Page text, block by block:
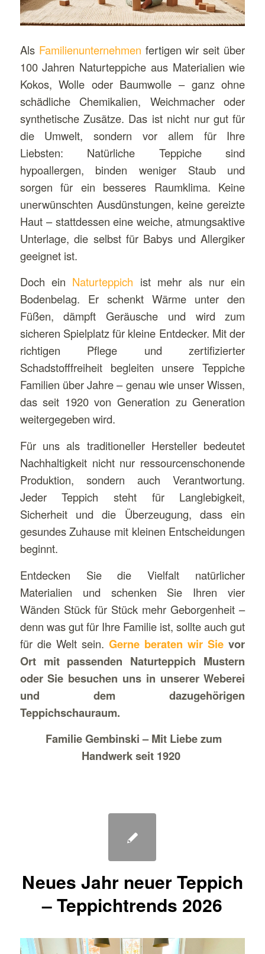
Als Familienunternehmen fertigen wir seit über
100 Jahren Naturteppiche aus Materialien wie
Kokos, Wolle oder Baumwolle – ganz ohne
schädliche Chemikalien, Weichmacher oder
synthetische Zusätze. Das ist nicht nur gut für
die Umwelt, sondern vor allem für Ihre
Liebsten: Natürliche Teppiche sind
hypoallergen, binden weniger Staub und
sorgen für ein besseres Raumklima. Keine
unerwünschten Ausdünstungen, keine gereizte
Haut – stattdessen eine weiche, atmungsaktive
Unterlage, die selbst für Babys und Allergiker
geeignet ist.
Doch ein Naturteppich ist mehr als nur ein
Bodenbelag. Er schenkt Wärme unter den
Füßen, dämpft Geräusche und wird zum
sicheren Spielplatz für kleine Entdecker. Mit der
richtigen Pflege und zertifizierter
Schadstofffreiheit begleiten unsere Teppiche
Familien über Jahre – genau wie unser Wissen,
das seit 1920 von Generation zu Generation
weitergegeben wird.
Für uns als traditioneller Hersteller bedeutet
Nachhaltigkeit nicht nur ressourcenschonende
Produktion, sondern auch Verantwortung.
Jeder Teppich steht für Langlebigkeit,
Sicherheit und die Überzeugung, dass ein
gesundes Zuhause mit kleinen Entscheidungen
beginnt.
Entdecken Sie die Vielfalt natürlicher
Materialien und schenken Sie Ihren vier
Wänden Stück für Stück mehr Geborgenheit –
denn was gut für Ihre Familie ist, sollte auch gut
für die Welt sein. Gerne beraten wir Sie vor
Ort mit passenden Naturteppich Mustern
oder Sie besuchen uns in unserer Weberei
und dem dazugehörigen
Teppichschauraum.
Familie Gembinski – Mit Liebe zum
Handwerk seit 1920
Neues Jahr neuer Teppich
– Teppichtrends 2026